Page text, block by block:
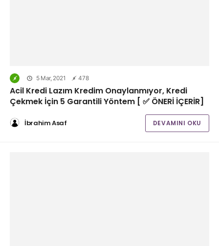
5 Mar, 2021 478
Acil Kredi Lazım Kredim Onaylanmıyor, Kredi
Çekmek İçin 5 Garantili Yöntem [ ✅ ÖNERİ İÇERİR]
İbrahim Asaf DEVAMINI OKU